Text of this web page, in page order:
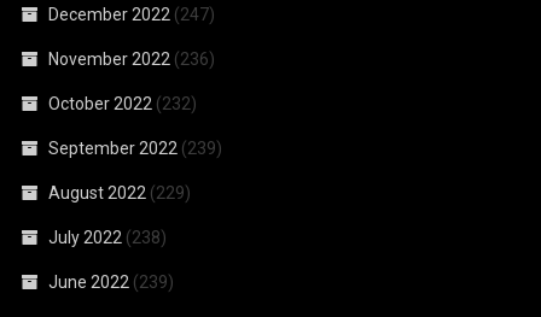
December 2022 (247)
November 2022 (236)
October 2022 (232)
September 2022 (239)
August 2022 (229)
July 2022 (238)
June 2022 (239)